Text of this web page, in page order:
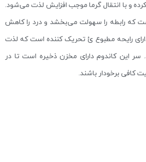
و با انتقال گرما موجب افزایش لذت می‌شود.
که رابطه را سهولت می‌بخشد و درد را کاهش
رایحه مطبوع ئ تحریک کننده است که لذت
این کاندوم دارای مخزن ذخیره است تا در
کافی برخودار باشند.